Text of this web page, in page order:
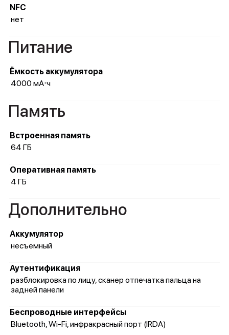
NFC
нет
Питание
Ёмкость аккумулятора
4000 мА⋅ч
Память
Встроенная память
64 ГБ
Оперативная память
4 ГБ
Дополнительно
Аккумулятор
несъемный
Аутентификация
разблокировка по лицу, сканер отпечатка пальца на
задней панели
Беспроводные интерфейсы
Bluetooth, Wi-Fi, инфракрасный порт (IRDA)